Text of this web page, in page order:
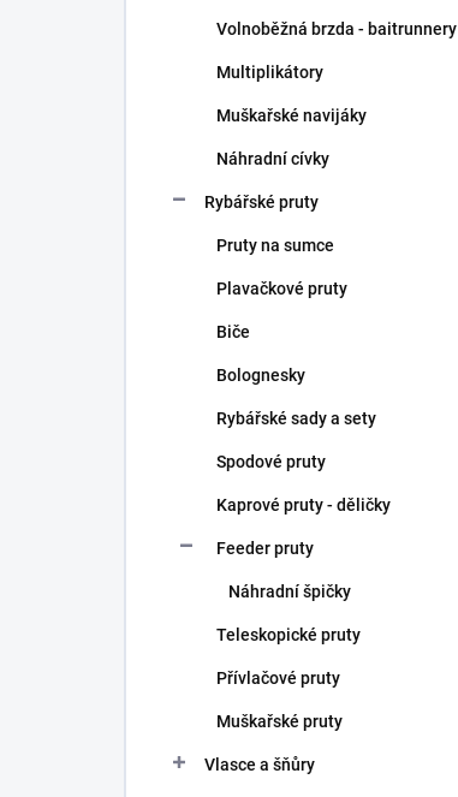
Volnoběžná brzda - baitrunnery
Multiplikátory
Muškařské navijáky
Náhradní cívky
Rybářské pruty
Pruty na sumce
Plavačkové pruty
Biče
Bolognesky
Rybářské sady a sety
Spodové pruty
Kaprové pruty - děličky
Feeder pruty
Náhradní špičky
Teleskopické pruty
Přívlačové pruty
Muškařské pruty
Vlasce a šňůry